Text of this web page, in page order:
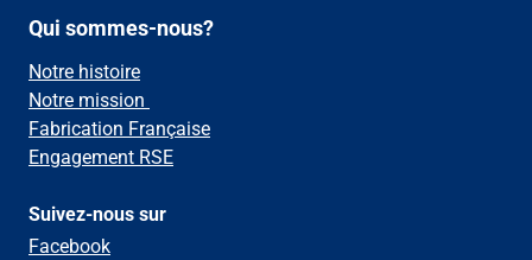
Qui sommes-nous?
Notre histoire
Notre mission
Fabrication Française
Engagement RSE
Suivez-nous sur
Facebook